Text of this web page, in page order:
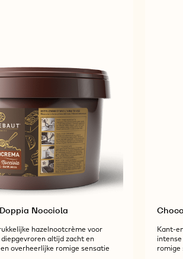
Nocciola
hazelnootcrème voor
altijd zacht en
overheerlijke romige sensatie
Kant-
romige